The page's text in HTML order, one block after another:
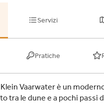
Servizi
Pratiche
Vaarwater è un
tra le dune e a pochi passi